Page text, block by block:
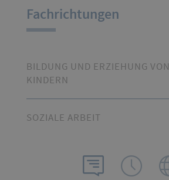
Fachrichtungen
BILDUNG UND ERZIEHUNG VON
KINDERN
SOZIALE ARBEIT